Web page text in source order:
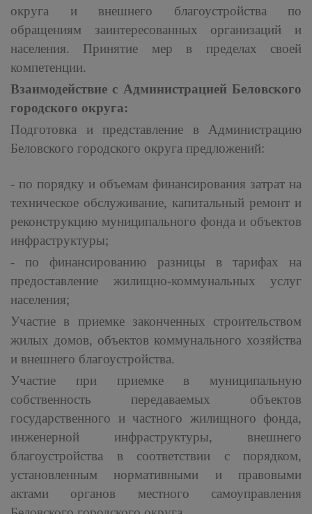
округа и внешнего благоустройства по
обращениям заинтересованных организаций и
населения. Принятие мер в пределах своей
компетенции.
Взаимодействие с Администрацией Беловского
городского округа:
Подготовка и представление в Администрацию
Беловского городского округа предложений:
- по порядку и объемам финансирования затрат на
техническое обслуживание, капитальный ремонт и
реконструкцию муниципального фонда и объектов
инфраструктуры;
- по финансированию разницы в тарифах на
предоставление жилищно-коммунальных услуг
населения;
Участие в приемке законченных строительством
жилых домов, объектов коммунального хозяйства
и внешнего благоустройства.
Участие при приемке в муниципальную
собственность передаваемых объектов
государственного и частного жилищного фонда,
инженерной инфраструктуры, внешнего
благоустройства в соответствии с порядком,
установленным нормативными и правовыми
актами органов местного самоуправления